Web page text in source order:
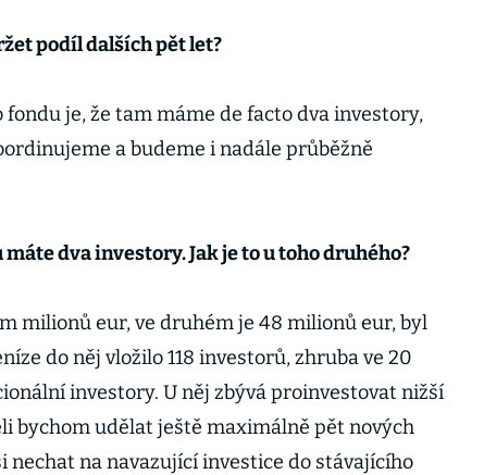
podíl dalších pět let?
je, že tam máme de facto dva investory,
a budeme i nadále průběžně
dva investory. Jak je to u toho druhého?
milionů eur, ve druhém je 48 milionů eur, byl
do něj vložilo 118 investorů, zhruba ve 20
investory. U něj zbývá proinvestovat nižší
bychom udělat ještě maximálně pět nových
nechat na navazující investice do stávajícího